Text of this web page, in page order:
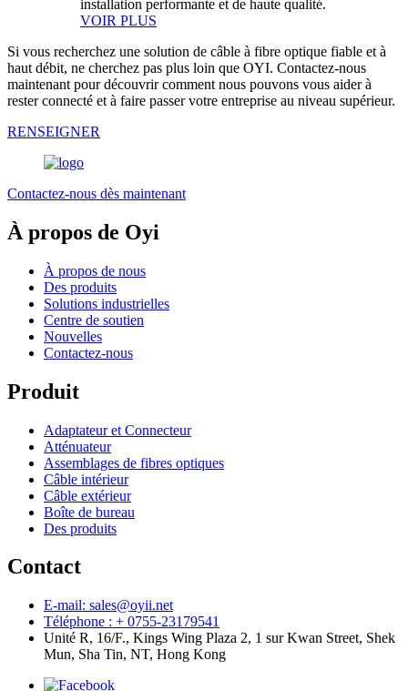
installation performante et de haute qualité.
VOIR PLUS
Si vous recherchez une solution de câble à fibre optique fiable et à
haut débit, ne cherchez pas plus loin que OYI. Contactez-nous
maintenant pour découvrir comment nous pouvons vous aider à
rester connecté et à faire passer votre entreprise au niveau supérieur.
RENSEIGNER
Contactez-nous dès maintenant
À propos de Oyi
À propos de nous
Des produits
Solutions industrielles
Centre de soutien
Nouvelles
Contactez-nous
Produit
Adaptateur et Connecteur
Atténuateur
Assemblages de fibres optiques
Câble intérieur
Câble extérieur
Boîte de bureau
Des produits
Contact
E-mail: sales@oyii.net
Téléphone : + 0755-23179541
Unité R, 16/F., Kings Wing Plaza 2, 1 sur Kwan Street, Shek
Mun, Sha Tin, NT, Hong Kong